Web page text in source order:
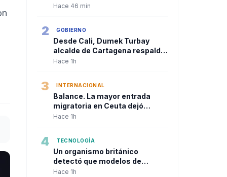
explosión en una mina de
Hace 46 min
2 GOBIERNO
Desde Cali, Dumek Turbay
alcalde de Cartagena respaldó
la descentralización durante la
Hace 1h
3 INTERNACIONAL
Balance. La mayor entrada
migratoria en Ceuta dejó
decenas de muertos y desató
Hace 1h
4 TECNOLOGÍA
Un organismo británico
detectó que modelos de
inteligencia artificial
Hace 1h